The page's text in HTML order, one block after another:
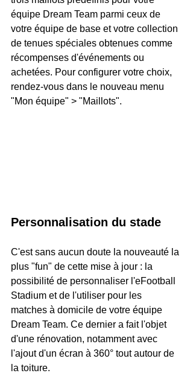
équipe Dream Team parmi ceux de
votre équipe de base et votre collection
de tenues spéciales obtenues comme
récompenses d'événements ou
achetées. Pour configurer votre choix,
rendez-vous dans le nouveau menu
"Mon équipe" > "Maillots".
Personnalisation du stade
C'est sans aucun doute la nouveauté la
plus "fun" de cette mise à jour : la
possibilité de personnaliser l'eFootball
Stadium et de l'utiliser pour les
matches à domicile de votre équipe
Dream Team. Ce dernier a fait l'objet
d'une rénovation, notamment avec
l'ajout d'un écran à 360° tout autour de
la toiture.